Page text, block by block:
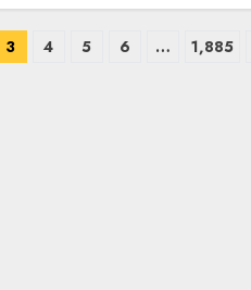
3 4 5 6 … 1,885